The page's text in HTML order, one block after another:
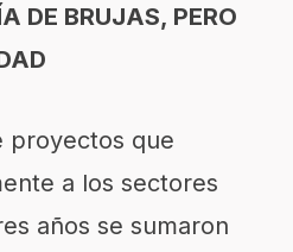
DE BRUJAS, PERO
proyectos que
a los sectores
años se sumaron